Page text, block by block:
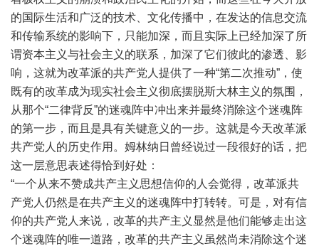
的国际生活和广泛的技术、文化传播中，在发达的信息交流
和传输系统的影响下，只能加深，而且实际上已经加深了所
谓资本主义与社会主义的联系，加深了它们彼此的渗透、影
响，这就为改革派的共产党人提供了一种“第二次推动”，使
既有的改革成为现实社会主义彻底摆脱斯大林主义的氛围，
从那个“二律背反”的迷魂阵中冲出来并最终消除这个迷魂阵
的第一步，而且是具有关键意义的一步。这就是今天改革派
共产党人的历史作用。姆林纳日曾经说过一段很好的话，把
这一层意思表述得恰到好处：
“一个从来不赞成共产主义思想信仰的人会觉得，改革派共
产党人仍然是在共产主义的迷魂阵中打转转。可是，对有信
仰的共产党人来说，改革的共产主义显然是他们能够走出这
个迷魂阵的唯一道路，改革的共产主义虽然尚未消除这个迷